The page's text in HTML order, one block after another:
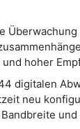
hoher
digitalen
neu
und